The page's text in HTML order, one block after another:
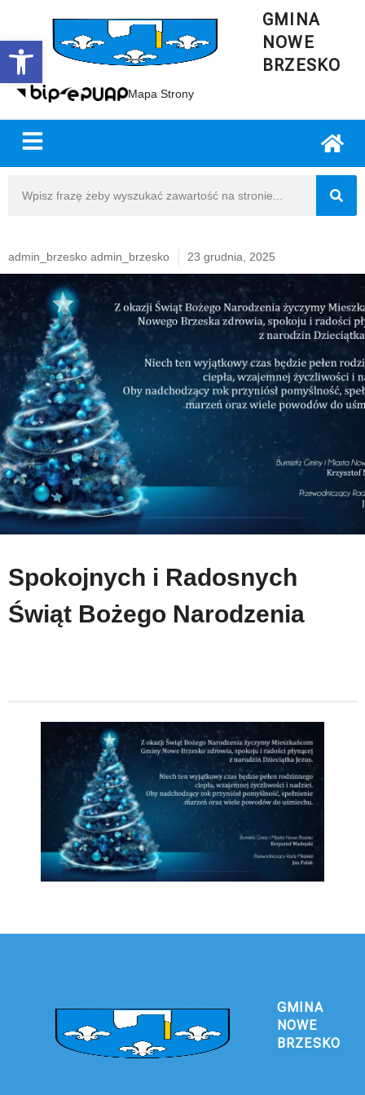
Open toolbar
GMINA
NOWE
BRZESKO
Mapa Strony
admin_brzesko admin_brzesko 23 grudnia, 2025
Spokojnych i Radosnych
Świąt Bożego Narodzenia
GMINA
NOWE
BRZESKO